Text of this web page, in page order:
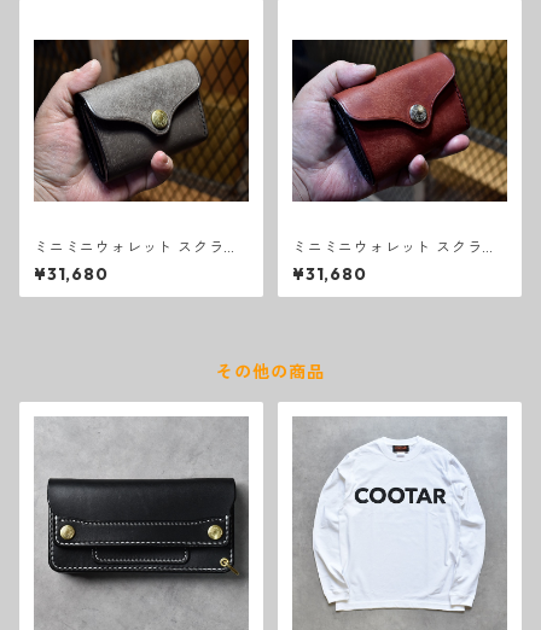
ミニミニウォレット スクラッ
チ グレー
¥31,680
ミニミニウォレット スクラッ
チ バーガンディ
¥31,680
その他の商品